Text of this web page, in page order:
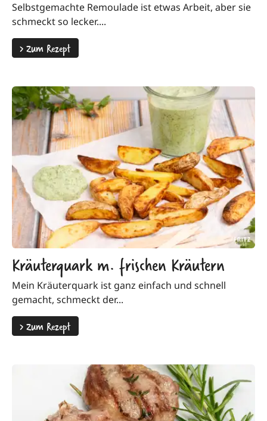
Selbstgemachte Remoulade ist etwas Arbeit, aber sie
schmeckt so lecker....
>Zum Rezept
Kräuterquark m. frischen Kräutern
Mein Kräuterquark ist ganz einfach und schnell
gemacht, schmeckt der...
>Zum Rezept